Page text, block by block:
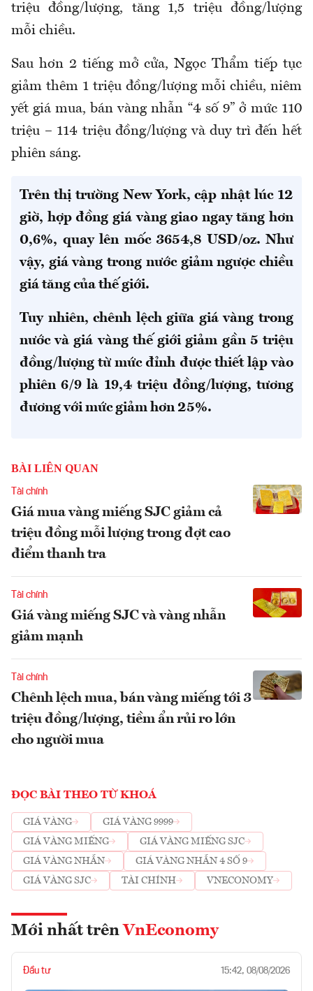
triệu đồng/lượng, tăng 1,5 triệu đồng/lượng
mỗi chiều.
Sau hơn 2 tiếng mở cửa, Ngọc Thẩm tiếp tục
giảm thêm 1 triệu đồng/lượng mỗi chiều, niêm
yết giá mua, bán vàng nhẫn “4 số 9” ở mức 110
triệu – 114 triệu đồng/lượng và duy trì đến hết
phiên sáng.
Trên thị trường New York, cập nhật lúc 12
giờ, hợp đồng giá vàng giao ngay tăng hơn
0,6%, quay lên mốc 3654,8 USD/oz. Như
vậy, giá vàng trong nước giảm ngược chiều
giá tăng của thế giới.
Tuy nhiên, chênh lệch giữa giá vàng trong
nước và giá vàng thế giới giảm gần 5 triệu
đồng/lượng từ mức đỉnh được thiết lập vào
phiên 6/9 là 19,4 triệu đồng/lượng, tương
đương với mức giảm hơn 25%.
BÀI LIÊN QUAN
Tài chính
Giá mua vàng miếng SJC giảm cả
triệu đồng mỗi lượng trong đợt cao
điểm thanh tra
Tài chính
Giá vàng miếng SJC và vàng nhẫn
giảm mạnh
Tài chính
Chênh lệch mua, bán vàng miếng tới 3
triệu đồng/lượng, tiềm ẩn rủi ro lớn
cho người mua
ĐỌC BÀI THEO TỪ KHOÁ
GIÁ VÀNG
GIÁ VÀNG 9999
GIÁ VÀNG MIẾNG
GIÁ VÀNG MIẾNG SJC
GIÁ VÀNG NHẪN
GIÁ VÀNG NHẪN 4 SỐ 9
GIÁ VÀNG SJC
TÀI CHÍNH VNECONOMY
Mới nhất trên VnEconomy
Đầu tư 15:42, 08/08/2026